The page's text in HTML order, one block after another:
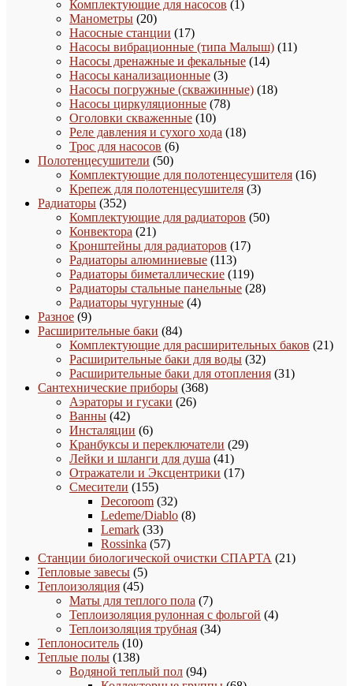
Комплектующие для насосов 11
Манометры 2020
товаров
Насосные станции 1717
товаров
Насосы вибрационные (типа Малыш) 1111
Насосы дренажные и фекальные 1414
Насосы канализационные 33
товара
Насосы погружные (скважинные) 1818
Насосы циркуляционные 7878
Оголовки скваженные 1010
товаров
Реле давления и сухого хода 1818
Трос для насосов 66
Полотенцесушители 5050
товаров
Комплектующие для полотенцесушителя 1616
Крепеж для полотенцесушителя 33
Радиаторы 352352
товара
Комплектующие для радиаторов 5050
Конвектора 2121
товар
Кронштейны для радиаторов 1717
Радиаторы алюминиевые 113113
товаров
Радиаторы биметаллические 119119
товаров
Радиаторы стальные панельные 2828
Радиаторы чугунные 44
Разное 99
товаров
Расширительные баки 8484
товара
Комплектующие для расширительных баков 2121
Расширительные баки для воды 3232
товара
Расширительные баки для отопления 3131
Сантехнические приборы 368368
Аэраторы и гусаки 2626
Ванны 4242
товара
Инсталяции 66
товаров
Кранбуксы и переключатели 2929
Лейки и шланги для душа 4141
товар
Отражатели и Эксцентрики 1717
Смесители 155155
товаров
Decoroom 3232
товара
Ledeme/Diablo 88
Lemark 3333
товара
Rossinka 5757
товаров
Станции биологической очистки СПАРТА 2121
Тепловые завесы 55
товаров
Теплоизоляция 4545
товаров
Маты для теплого пола 77
товаров
Теплоизоляция рулонная с фольгой 44
Теплоизоляция трубная 3434
Теплоноситель 1010
товаров
Теплые полы 138138
товаров
Водяной теплый пол 9494